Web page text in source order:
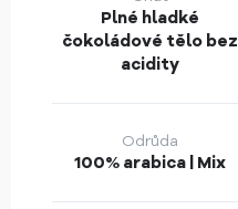
Plné hladké
čokoládové tělo bez
acidity
Odrůda
100% arabica | Mix